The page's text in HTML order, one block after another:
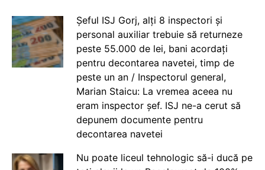
Șeful ISJ Gorj, alți 8 inspectori și
personal auxiliar trebuie să returneze
peste 55.000 de lei, bani acordați
pentru decontarea navetei, timp de
peste un an / Inspectorul general,
Marian Staicu: La vremea aceea nu
eram inspector șef. ISJ ne-a cerut să
depunem documente pentru
decontarea navetei
Nu poate liceul tehnologic să-i ducă pe